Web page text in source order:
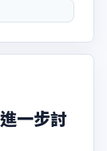
一步討